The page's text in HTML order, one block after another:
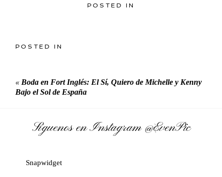
POSTED IN
POSTED IN
« Boda en Fort Inglés: El Sí, Quiero de Michelle y Kenny
Bajo el Sol de España
Síguenos en Instagram@EvenPic
Snapwidget